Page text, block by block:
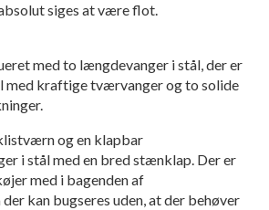
siges at være flot.
med to længdevanger i stål, der er
med kraftige tværvanger og to solide
og en klapbar
i stål med en bred stænklap. Der er
med i bagenden af
kan bugseres uden, at der behøver